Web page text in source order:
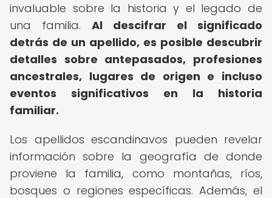
invaluable sobre la historia y el legado de
una familia. Al descifrar el significado
detrás de un apellido, es posible descubrir
detalles sobre antepasados, profesiones
ancestrales, lugares de origen e incluso
eventos significativos en la historia
familiar.
Los apellidos escandinavos pueden revelar
información sobre la geografía de donde
proviene la familia, como montañas, ríos,
bosques o regiones específicas. Además, el